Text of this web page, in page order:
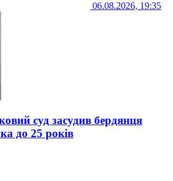
06.08.2026, 19:35
суд засудив бердянця
до 25 років